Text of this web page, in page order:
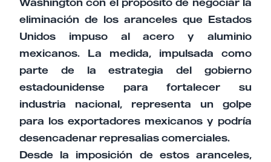
Washington con el propósito de negociar la
eliminación de los aranceles que Estados
Unidos impuso al acero y aluminio
mexicanos. La medida, impulsada como
parte de la estrategia del gobierno
estadounidense para fortalecer su
industria nacional, representa un golpe
para los exportadores mexicanos y podría
desencadenar represalias comerciales.
Desde la imposición de estos aranceles,